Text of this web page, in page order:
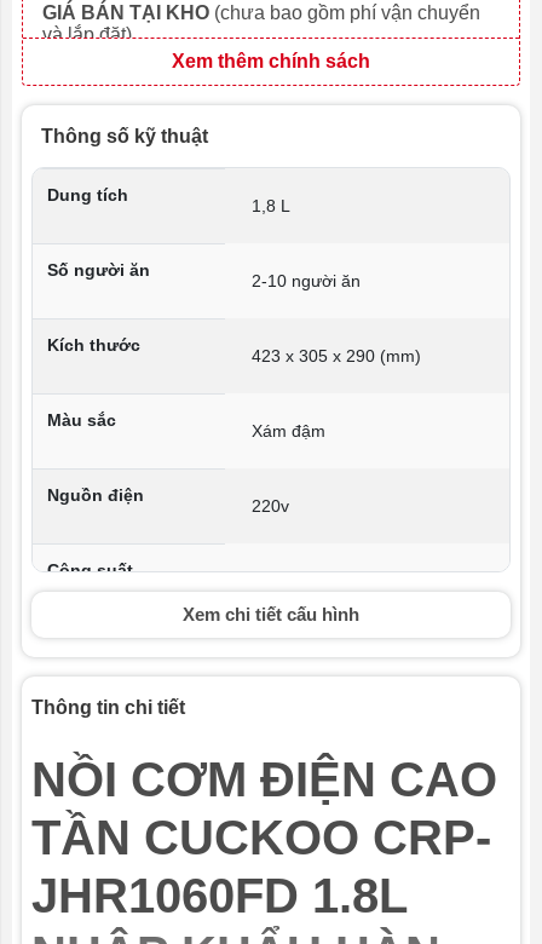
GIÁ BÁN TẠI KHO (chưa bao gồm phí vận chuyển
và lắp đặt)
Xem thêm chính sách
Thông số kỹ thuật
Dung tích
1,8 L
Số người ăn
2-10 người ăn
Kích thước
423 x 305 x 290 (mm)
Màu sắc
Xám đậm
Nguồn điện
220v
Công suất
Nước sản xuất
Hàn quốc
Trọng lượng
Bảo hành
Công nghệ cao tần
Xem chi tiết cấu hình
Thông tin chi tiết
NỒI CƠM ĐIỆN CAO
TẦN CUCKOO CRP-
JHR1060FD 1.8L